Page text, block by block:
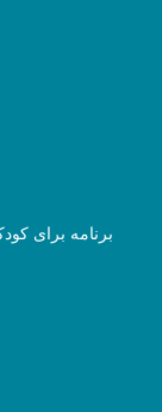
برنامه برای